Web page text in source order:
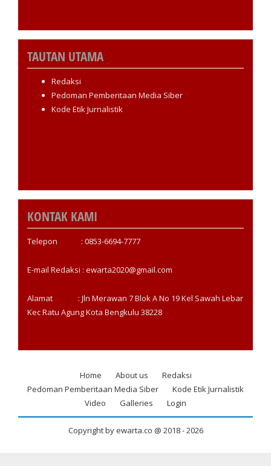
TAUTAN UTAMA
Redaksi
Pedoman Pemberitaan Media Siber
Kode Etik Jurnalistik
KONTAK KAMI
Telepon : 0853-6694-7777
E-mail Redaksi : ewarta2020@gmail.com
Alamat : Jln Merawan 7 Blok A No 19 Kel Sawah Lebar
Kec Ratu Agung Kota Bengkulu 38228
Footer
Home About us
Redaksi
Pedoman Pemberitaan Media Siber
Kode Etik Jurnalistik
Video
Galleries Login
Copyright by ewarta.co @ 2018 -2026